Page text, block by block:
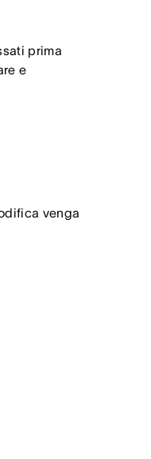
prima
e
venga